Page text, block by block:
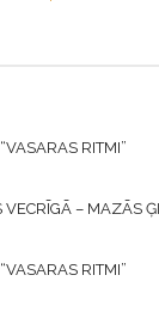
RITMI”
VECRĪGĀ – MAZĀS
RITMI”